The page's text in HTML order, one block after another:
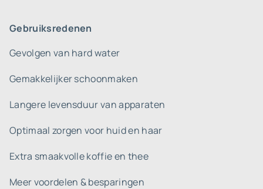
Gebruiksredenen
Gevolgen van hard water
Gemakkelijker schoonmaken
Langere levensduur van apparaten
Optimaal zorgen voor huid en haar
Extra smaakvolle koffie en thee
Meer voordelen & besparingen